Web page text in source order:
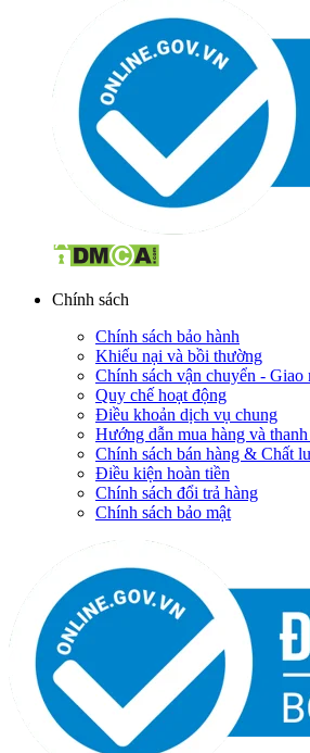
Chính sách
Chính sách bảo hành
Khiếu nại và bồi thường
Chính sách vận chuyển - Giao
Quy chế hoạt động
Điều khoản dịch vụ chung
Hướng dẫn mua hàng và thanh
Chính sách bán hàng & Chất
Điều kiện hoàn tiền
Chính sách đổi trả hàng
Chính sách bảo mật